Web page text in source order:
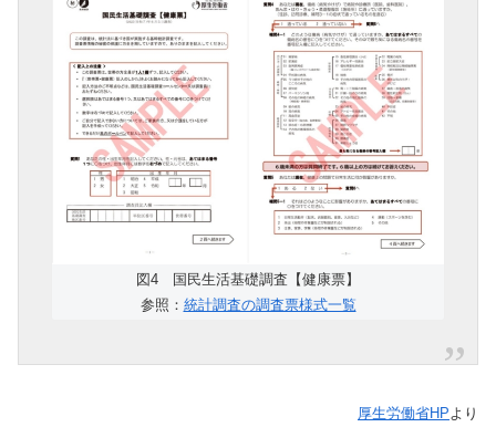
図4 国民生活基礎調査【健康票】
参照： 統計調査の調査票様式一覧
厚生労働省HP より